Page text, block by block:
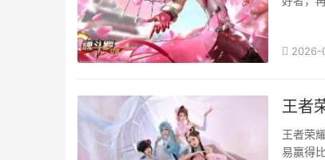
2026-
王者
王者荣
易赢得